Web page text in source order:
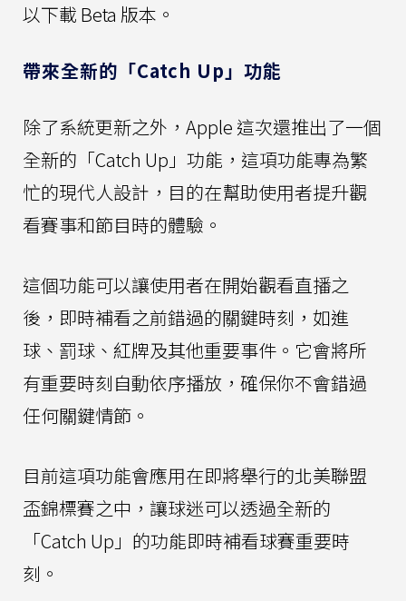
以下載 Beta 版本。
帶來全新的「Catch Up」功能
除了系統更新之外，Apple 這次還推出了一個
全新的「Catch Up」功能，這項功能專為繁
忙的現代人設計，目的在幫助使用者提升觀
看賽事和節目時的體驗。
這個功能可以讓使用者在開始觀看直播之
後，即時補看之前錯過的關鍵時刻，如進
球、罰球、紅牌及其他重要事件。它會將所
有重要時刻自動依序播放，確保你不會錯過
任何關鍵情節。
目前這項功能會應用在即將舉行的北美聯盟
盃錦標賽之中，讓球迷可以透過全新的
「Catch Up」的功能即時補看球賽重要時
刻。